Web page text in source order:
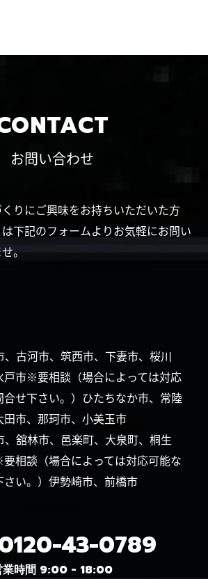
お問い合わせ
りにご興味をお持ちいただいた方
下記のフォームよりお気軽にお問い
。
古河市、筑西市、下妻市、桜川
戸市※要相談（場合によっては対応
せ下さい。）ひたちなか市、常陸
田市、那珂市、小美玉市
舘林市、邑楽町、大泉町、桐生
相談（場合によっては対応可能な
さい。）伊勢崎市、前橋市
43-0789
業時間 9:00 - 18:00